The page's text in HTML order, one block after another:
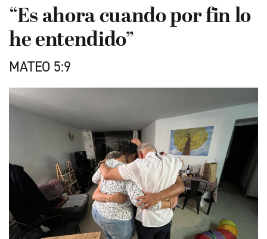
“Es ahora cuando por fin lo
he entendido”
MATEO 5:9